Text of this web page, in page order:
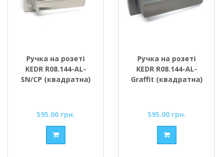
Ручка на розеті
KEDR R08.144-AL-
SN/CP (квадратна)
595.00 грн.
Ручка на розеті
KEDR R08.144-AL-
Graffit (квадратна)
595.00 грн.